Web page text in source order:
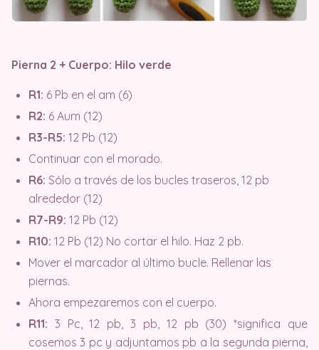
Pierna 2 + Cuerpo: Hilo verde
R1: 6 Pb en el am (6)
R2: 6 Aum (12)
R3-R5: 12 Pb (12)
Continuar con el morado.
R6: Sólo a través de los bucles traseros, 12 pb
alrededor (12)
R7-R9: 12 Pb (12)
R10: 12 Pb (12) No cortar el hilo. Haz 2 pb.
Mover el marcador al último bucle. Rellenar las
piernas.
Ahora empezaremos con el cuerpo.
R11: 3 Pc, 12 pb, 3 pb, 12 pb (30) *significa que
cosemos 3 pc y adjuntamos pb a la segunda pierna,